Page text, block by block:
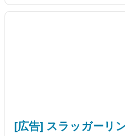
[広告] スラッガーリ